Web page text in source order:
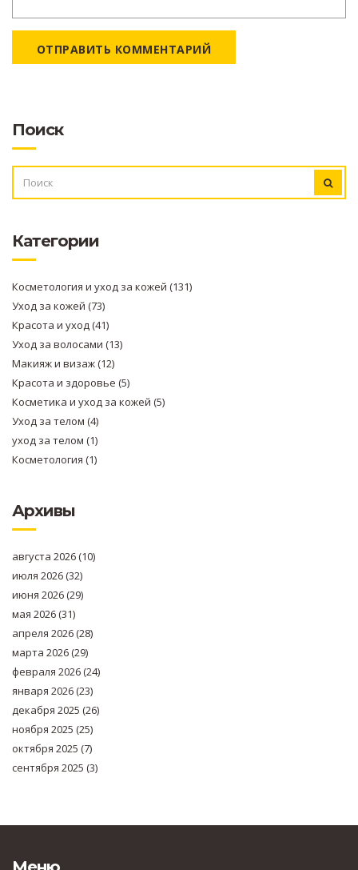
ОТПРАВИТЬ КОММЕНТАРИЙ
Поиск
Категории
Косметология и уход за кожей (131)
Уход за кожей (73)
Красота и уход(41)
Уход за волосами (13)
Макияж и визаж(12)
Красота и здоровье (5)
Косметика и уход за кожей (5)
Уход за телом (4)
уход за телом (1)
Косметология (1)
Архивы
августа 2026(10)
июля 2026(32)
июня 2026(29)
мая 2026(31)
апреля 2026(28)
марта 2026(29)
февраля 2026(24)
января 2026(23)
декабря 2025 (26)
ноября 2025 (25)
октября 2025 (7)
сентября 2025 (3)